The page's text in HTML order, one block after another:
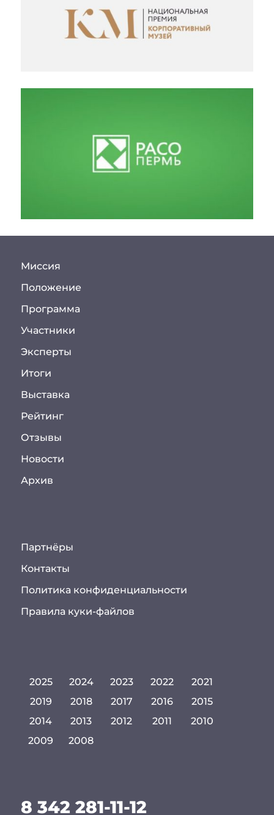
Миссия
Положение
Программа
Участники
Эксперты
Итоги
Выставка
Рейтинг
Отзывы
Новости
Архив
Партнёры
Контакты
Политика конфиденциальности
Правила куки-файлов
2025 2024 2023 2022
2021
2019
2018 2017 2016
2015
2014
2013 2012 2011
2010
2009
2008
8 342 281-11-12